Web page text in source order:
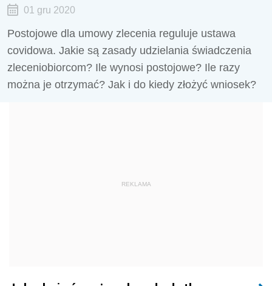
01 gru 2020
Postojowe dla umowy zlecenia reguluje ustawa
covidowa. Jakie są zasady udzielania świadczenia
zleceniobiorcom? Ile wynosi postojowe? Ile razy
można je otrzymać? Jak i do kiedy złożyć wniosek?
REKLAMA